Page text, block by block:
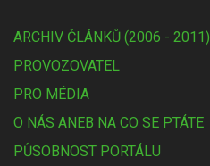
ARCHIV ČLÁNKŮ (2006 - 2011)
PROVOZOVATEL
PRO MÉDIA
O NÁS ANEB NA CO SE PTÁTE
PŮSOBNOST PORTÁLU